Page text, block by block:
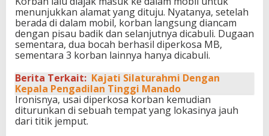
menunjukkan alamat yang dituju. Nyatanya, setelah
berada di dalam mobil, korban langsung diancam
dengan pisau badik dan selanjutnya dicabuli. Dugaan
sementara, dua bocah berhasil diperkosa MB,
sementara 3 korban lainnya hanya dicabuli.
Berita Terkait: Kajati Silaturahmi Dengan
Kepala Pengadilan Tinggi Manado
Ironisnya, usai diperkosa korban kemudian
diturunkan di sebuah tempat yang lokasinya jauh
dari titik jemput.